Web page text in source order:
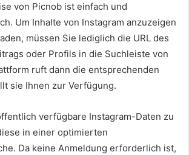
von Picnob ist einfach und
Um Inhalte von Instagram anzuzeigen
müssen Sie lediglich die URL des
oder Profils in die Suchleiste von
ruft dann die entsprechenden
sie Ihnen zur Verfügung.
verfügbare Instagram-Daten zu
in einer optimierten
Da keine Anmeldung erforderlich ist,